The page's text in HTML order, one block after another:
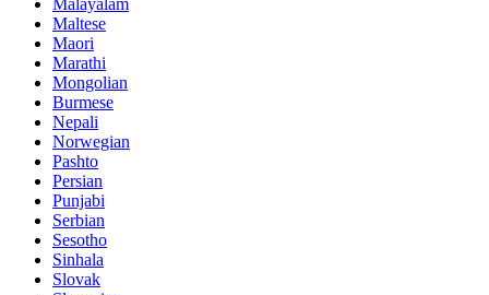
Malayalam
Maltese
Maori
Marathi
Mongolian
Burmese
Nepali
Norwegian
Pashto
Persian
Punjabi
Serbian
Sesotho
Sinhala
Slovak